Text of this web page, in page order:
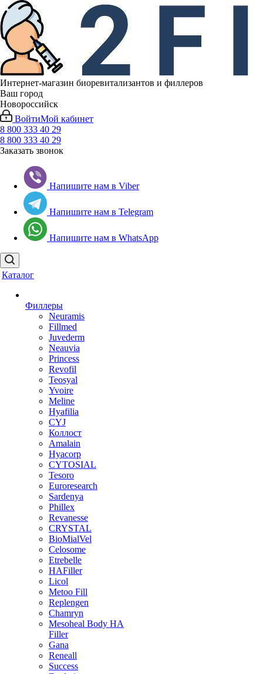
Интернет-магазин биоревитализантов и филлеров
Ваш город
Новороссийск
ВойтиМой кабинет
8 800 333 40 29
8 800 333 40 29
Заказать звонок
Напишите нам в Viber
Напишите нам в Telegram
Напишите нам в WhatsApp
Каталог
Филлеры
Neuramis
Fillmed
Juvederm
Neauvia
Princess
Revofil
Teosyal
Yvoire
Meline
Hyafilia
CYJ
Коллост
Amalain
Hyacorp
CYTOSIAL
Tesoro
Euroresearch
Sardenya
Phillex
Revanesse
CRYSTAL
BioMialVel
Celosome
Etrebelle
HAFiller
Licol
Metoo Fill
Replengen
Chamryn
Mesoheal Body HA
Filler
Gana
Reneall
Success